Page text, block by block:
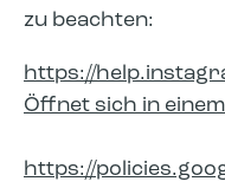
zu beachten:
https://
Öffnet sich in
https://